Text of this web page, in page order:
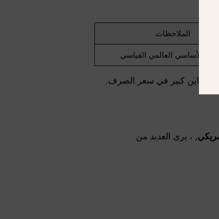
الملاحظات
الأساسي العالمي القياسي
أو تباين كبير في سعر الصرف.
, ، يرى العديد من